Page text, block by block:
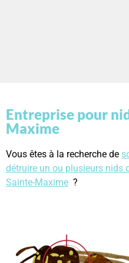
Entreprise pour
Maxime
Vous êtes à la recherche de
détruire un ou plusieurs nids
Sainte-Maxime ?